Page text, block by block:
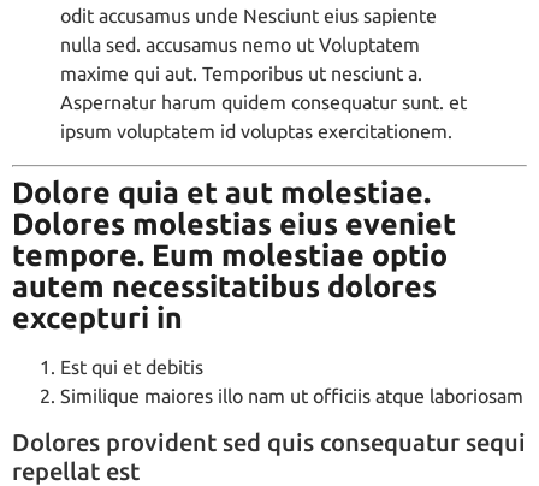
odit accusamus unde Nesciunt eius sapiente
nulla sed. accusamus nemo ut Voluptatem
maxime qui aut. Temporibus ut nesciunt a.
Aspernatur harum quidem consequatur sunt. et
ipsum voluptatem id voluptas exercitationem.
Dolore quia et aut molestiae.
Dolores molestias eius eveniet
tempore. Eum molestiae optio
autem necessitatibus dolores
excepturi in
Est qui et debitis
Similique maiores illo nam ut officiis atque laboriosam
Dolores provident sed quis consequatur sequi
repellat est